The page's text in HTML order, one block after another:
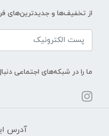
از تخفیف‌ها و جدیدترین‌های
ما را در شبکه‌های اجتماعی
آدرس